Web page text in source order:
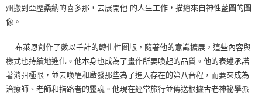
州搬到亞歷桑納的喜多那，去展開他 的人生工作，描繪來自神性藍圖的圖
像。
布萊恩創作了數以千計的轉化性圖版，隨著他的意識擴展，這些內容與
樣式也持續地進化。他本身也成為了畫作所要喚起的品質。他的表述承諾
著消弭極限，並去喚醒和啟發那些為了進入存在的第八音程，而要來成為
治療師、老師和指路者的靈魂。他現在經常旅行並傳送根據古老神祕學派